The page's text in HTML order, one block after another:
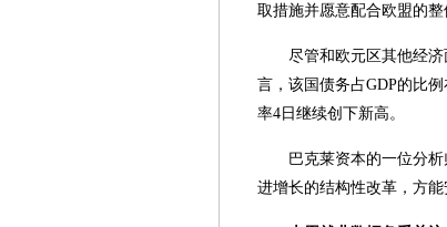
取措施并愿意配合欧盟的整
尽管和欧元区其他经
言，该国债务占GDP的比
率4日继续创下新高。
巴克莱资本的一位分
进增长的结构性改革，方能